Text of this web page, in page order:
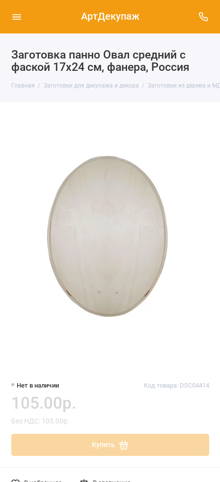
АртДекупаж
Заготовка панно Овал средний с
фаской 17х24 см, фанера, Россия
Главная Заготовки для декупажа и декора Заготовки из дерева и
Нет в наличии Код товара: DSC04414
105.00р.
Без НДС: 105.00р.
Купить